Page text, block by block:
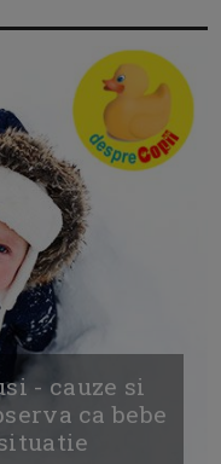
- cauze si
ca bebe